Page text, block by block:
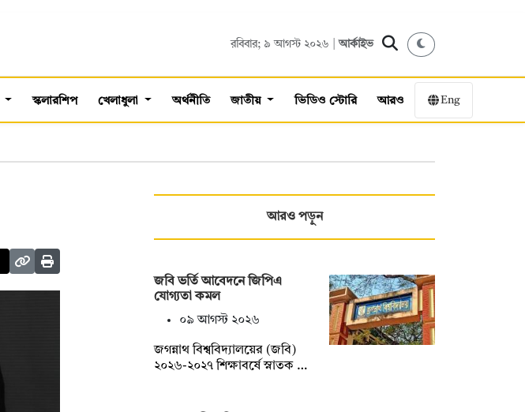
রবিবার; ৯ আগস্ট ২০২৬ |আর্কাইভ
স্কলারশিপ খেলাধুলা অর্থনীতি জাতীয় ভিডিও স্টোরি আরও Eng
আরও পড়ুন
জবি ভর্তি আবেদনে জিপিএ
যোগ্যতা কমল
০৯ আগস্ট ২০২৬
জগন্নাথ বিশ্ববিদ্যালয়ের (জবি)
২০২৬-২০২৭ শিক্ষাবর্ষে স্নাতক …